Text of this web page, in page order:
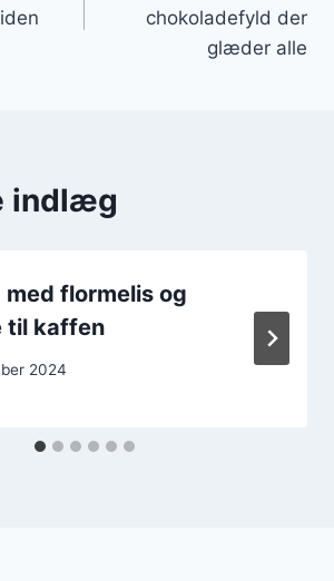
chokoladefyld der
glæder alle
indlæg
med flormelis og
til kaffen
2024